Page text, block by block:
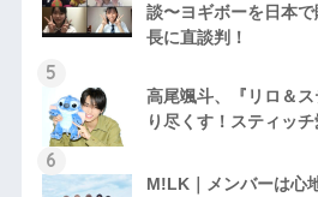
談〜ヨギボーを日本
長に直談判！
高尾颯斗、『リロ＆
り尽くす！スティッ
M!LK｜メンバーは心